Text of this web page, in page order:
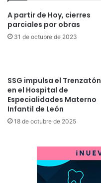
A partir de Hoy, cierres
parciales por obras
31 de octubre de 2023
SSG impulsa el Trenzatón
en el Hospital de
Especialidades Materno
Infantil de León
18 de octubre de 2025